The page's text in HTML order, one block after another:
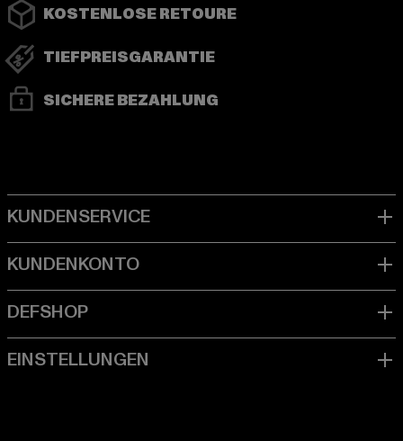
KOSTENLOSE RETOURE
TIEFPREISGARANTIE
SICHERE BEZAHLUNG